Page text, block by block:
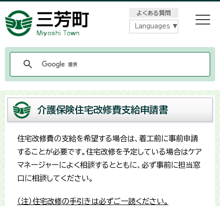
よくある質問
Languages
介護保険住宅改修費支給申請書
住宅改修費の支給を希望する場合は、着工前に事前申請
することが必要です。住宅改修を予定している場合はケア
マネージャーによく相談するとともに、必ず事前に担当窓
口に相談してください。
（注）住宅改修の手引きは必ずご一読ください。